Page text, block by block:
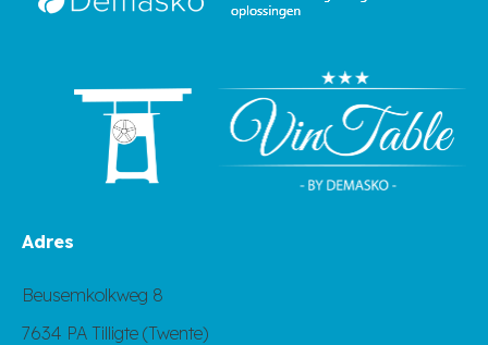
Adres
Beusemkolkweg 8
7634 PA Tilligte (Twente)